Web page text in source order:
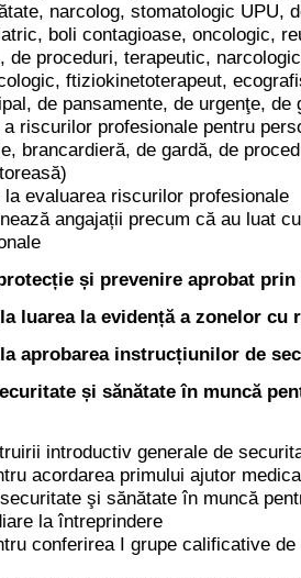
narcolog, stomatologic UPU,
boli contagioase, oncologic,
de proceduri, terapeutic,
ftiziokinetoterapeut,
de pansamente, de urgenţe, de
riscurilor profesionale pentru
brancardieră, de gardă, de
evaluarea riscurilor profesionale
angajații precum că au luat
și prevenire aprobat prin
la evidență a zonelor cu
instrucțiunilor de
și sănătate în muncă
introductiv generale de
acordarea primului ajutor
şi sănătate în muncă
la întreprindere
conferirea I grupe calificative